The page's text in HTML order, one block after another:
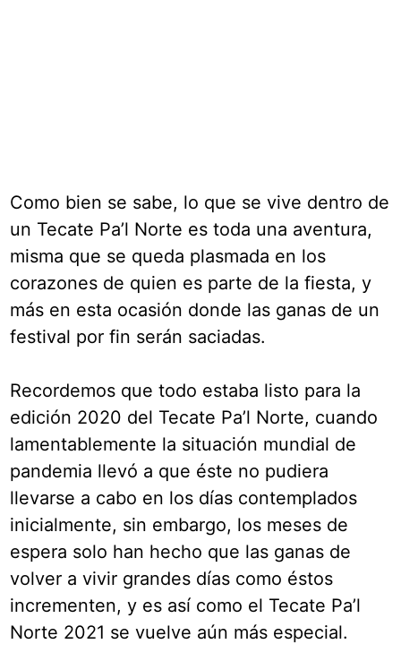
Como bien se sabe, lo que se vive dentro de
un Tecate Pa’l Norte es toda una aventura,
misma que se queda plasmada en los
corazones de quien es parte de la fiesta, y
más en esta ocasión donde las ganas de un
festival por fin serán saciadas.
Recordemos que todo estaba listo para la
edición 2020 del Tecate Pa’l Norte, cuando
lamentablemente la situación mundial de
pandemia llevó a que éste no pudiera
llevarse a cabo en los días contemplados
inicialmente, sin embargo, los meses de
espera solo han hecho que las ganas de
volver a vivir grandes días como éstos
incrementen, y es así como el Tecate Pa’l
Norte 2021 se vuelve aún más especial.